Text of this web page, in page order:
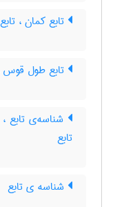
تابع کمان ،
تابع طول قوس
شناسه‌ی تابع
تابع
شناسه ی تابع